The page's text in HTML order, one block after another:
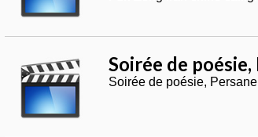
Soirée de
Soirée de poésie,